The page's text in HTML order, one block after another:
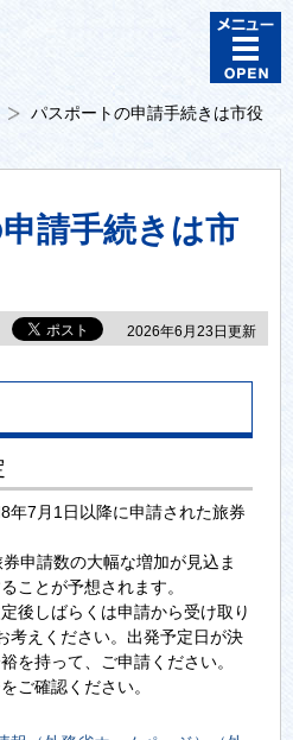
パスポートの申請手続きは市役
請手続きは市
2026年6月23日更新
年7月1日以降に申請された旅券
申請数の大幅な増加が見込ま
ことが予想されます。
後しばらくは申請から受け取り
考えください。出発予定日が決
を持って、ご申請ください。
ご確認ください。